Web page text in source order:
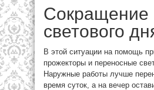
Сокращение
светового
В этой ситуации на помощь
прожекторы и переносные
Наружные работы лучше
время суток, а на вечер